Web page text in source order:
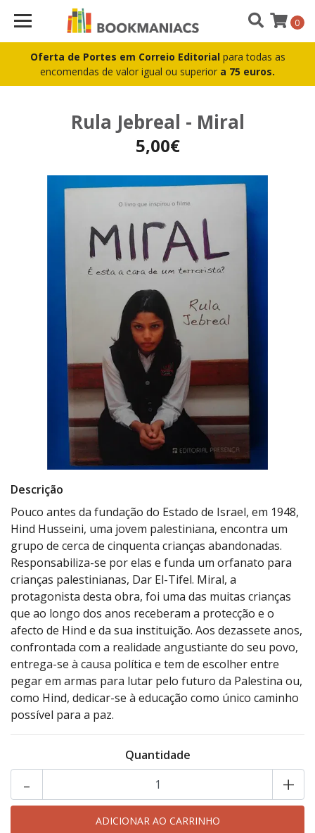
Oferta de Portes em Correio Editorial para todas as
encomendas de valor igual ou superior a 75 euros.
0
Rula Jebreal - Miral
5,00€
Descrição
Pouco antes da fundação do Estado de Israel, em 1948,
Hind Husseini, uma jovem palestiniana, encontra um
grupo de cerca de cinquenta crianças abandonadas.
Responsabiliza-se por elas e funda um orfanato para
crianças palestinianas, Dar El-Tifel. Miral, a
protagonista desta obra, foi uma das muitas crianças
que ao longo dos anos receberam a protecção e o
afecto de Hind e da sua instituição. Aos dezassete anos,
confrontada com a realidade angustiante do seu povo,
entrega-se à causa política e tem de escolher entre
pegar em armas para lutar pelo futuro da Palestina ou,
como Hind, dedicar-se à educação como único caminho
possível para a paz.
Quantidade
+
-